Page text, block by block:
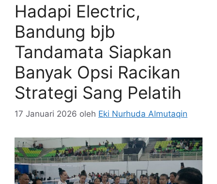
Hadapi Electric,
Bandung bjb
Tandamata Siapkan
Banyak Opsi Racikan
Strategi Sang Pelatih
17 Januari 2026 oleh Eki Nurhuda Almutaqin